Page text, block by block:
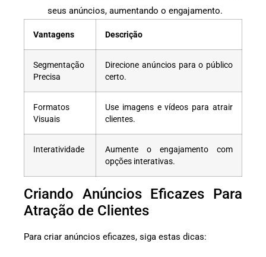
seus anúncios, aumentando o engajamento.
Vantagens Descrição
Segmentação
Precisa
Direcione anúncios para o público
certo.
Formatos
Visuais
Use imagens e vídeos para atrair
clientes.
Interatividade
Aumente o engajamento com
opções interativas.
Criando Anúncios Eficazes Para
Atração de Clientes
Para criar anúncios eficazes, siga estas dicas: